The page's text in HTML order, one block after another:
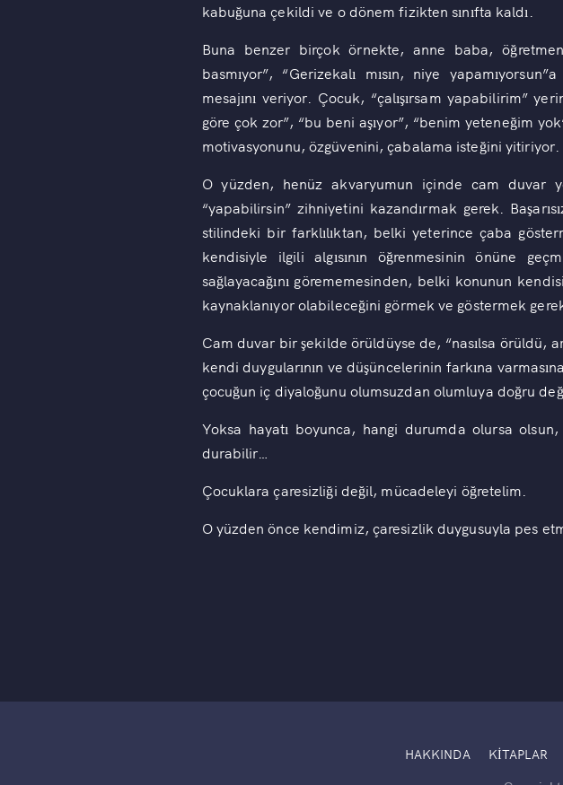
kabuğuna çekildi ve o dönem fizikten sınıfta kaldı.
Buna benzer birçok örnekte, anne baba,
basmıyor”, “Gerizekalı mısın, niye
mesajını veriyor. Çocuk, “çalışırsam yapabilirim”
göre çok zor”, “bu beni aşıyor”, “benim yeteneğim
motivasyonunu, özgüvenini, çabalama isteğini yitiriyor.
O yüzden, henüz akvaryumun içinde cam duvar
“yapabilirsin” zihniyetini kazandırmak gerek.
stilindeki bir farklılıktan, belki yeterince çaba
kendisiyle ilgili algısının öğrenmesinin önüne
sağlayacağını görememesinden, belki konunun
kaynaklanıyor olabileceğini görmek ve göstermek
Cam duvar bir şekilde örüldüyse de, “nasılsa örüldü,
kendi duygularının ve düşüncelerinin farkına
çocuğun iç diyaloğunu olumsuzdan olumluya doğru
Yoksa hayatı boyunca, hangi durumda olursa
durabilir…
Çocuklara çaresizliği değil, mücadeleyi öğretelim.
O yüzden önce kendimiz, çaresizlik duygusuyla pes
HAKKINDA KITAPLAR